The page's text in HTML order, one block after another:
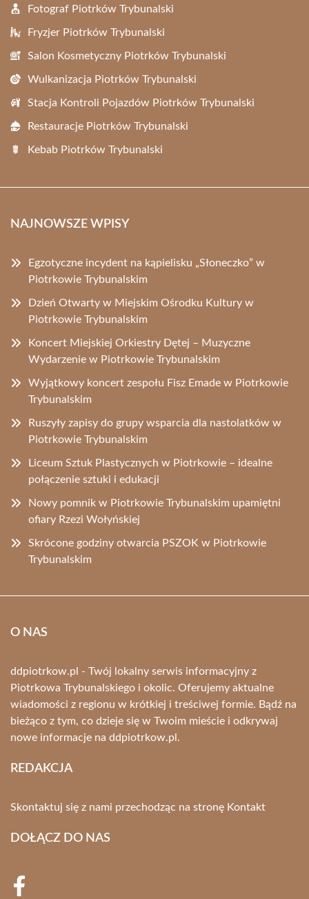
Fotograf Piotrków Trybunalski
Fryzjer Piotrków Trybunalski
Salon Kosmetyczny Piotrków Trybunalski
Wulkanizacja Piotrków Trybunalski
Stacja Kontroli Pojazdów Piotrków Trybunalski
Restauracje Piotrków Trybunalski
Kebab Piotrków Trybunalski
NAJNOWSZE WPISY
Egzotyczne incydent na kąpielisku „Słoneczko” w
Piotrkowie Trybunalskim
Dzień Otwarty w Miejskim Ośrodku Kultury w
Piotrkowie Trybunalskim
Koncert Miejskiej Orkiestry Dętej – Muzyczne
Wydarzenie w Piotrkowie Trybunalskim
Wyjątkowy koncert zespołu Fisz Emade w Piotrkowie
Trybunalskim
Ruszyły zapisy do grupy wsparcia dla nastolatków w
Piotrkowie Trybunalskim
Liceum Sztuk Plastycznych w Piotrkowie – idealne
połączenie sztuki i edukacji
Nowy pomnik w Piotrkowie Trybunalskim upamiętni
ofiary Rzezi Wołyńskiej
Skrócone godziny otwarcia PSZOK w Piotrkowie
Trybunalskim
O NAS
ddpiotrkow.pl - Twój lokalny serwis informacyjny z
Piotrkowa Trybunalskiego i okolic. Oferujemy aktualne
wiadomości z regionu w krótkiej i treściwej formie. Bądź na
bieżąco z tym, co dzieje się w Twoim mieście i odkrywaj
nowe informacje na ddpiotrkow.pl.
REDAKCJA
Skontaktuj się z nami przechodząc na stronę Kontakt
DOŁĄCZ DO NAS